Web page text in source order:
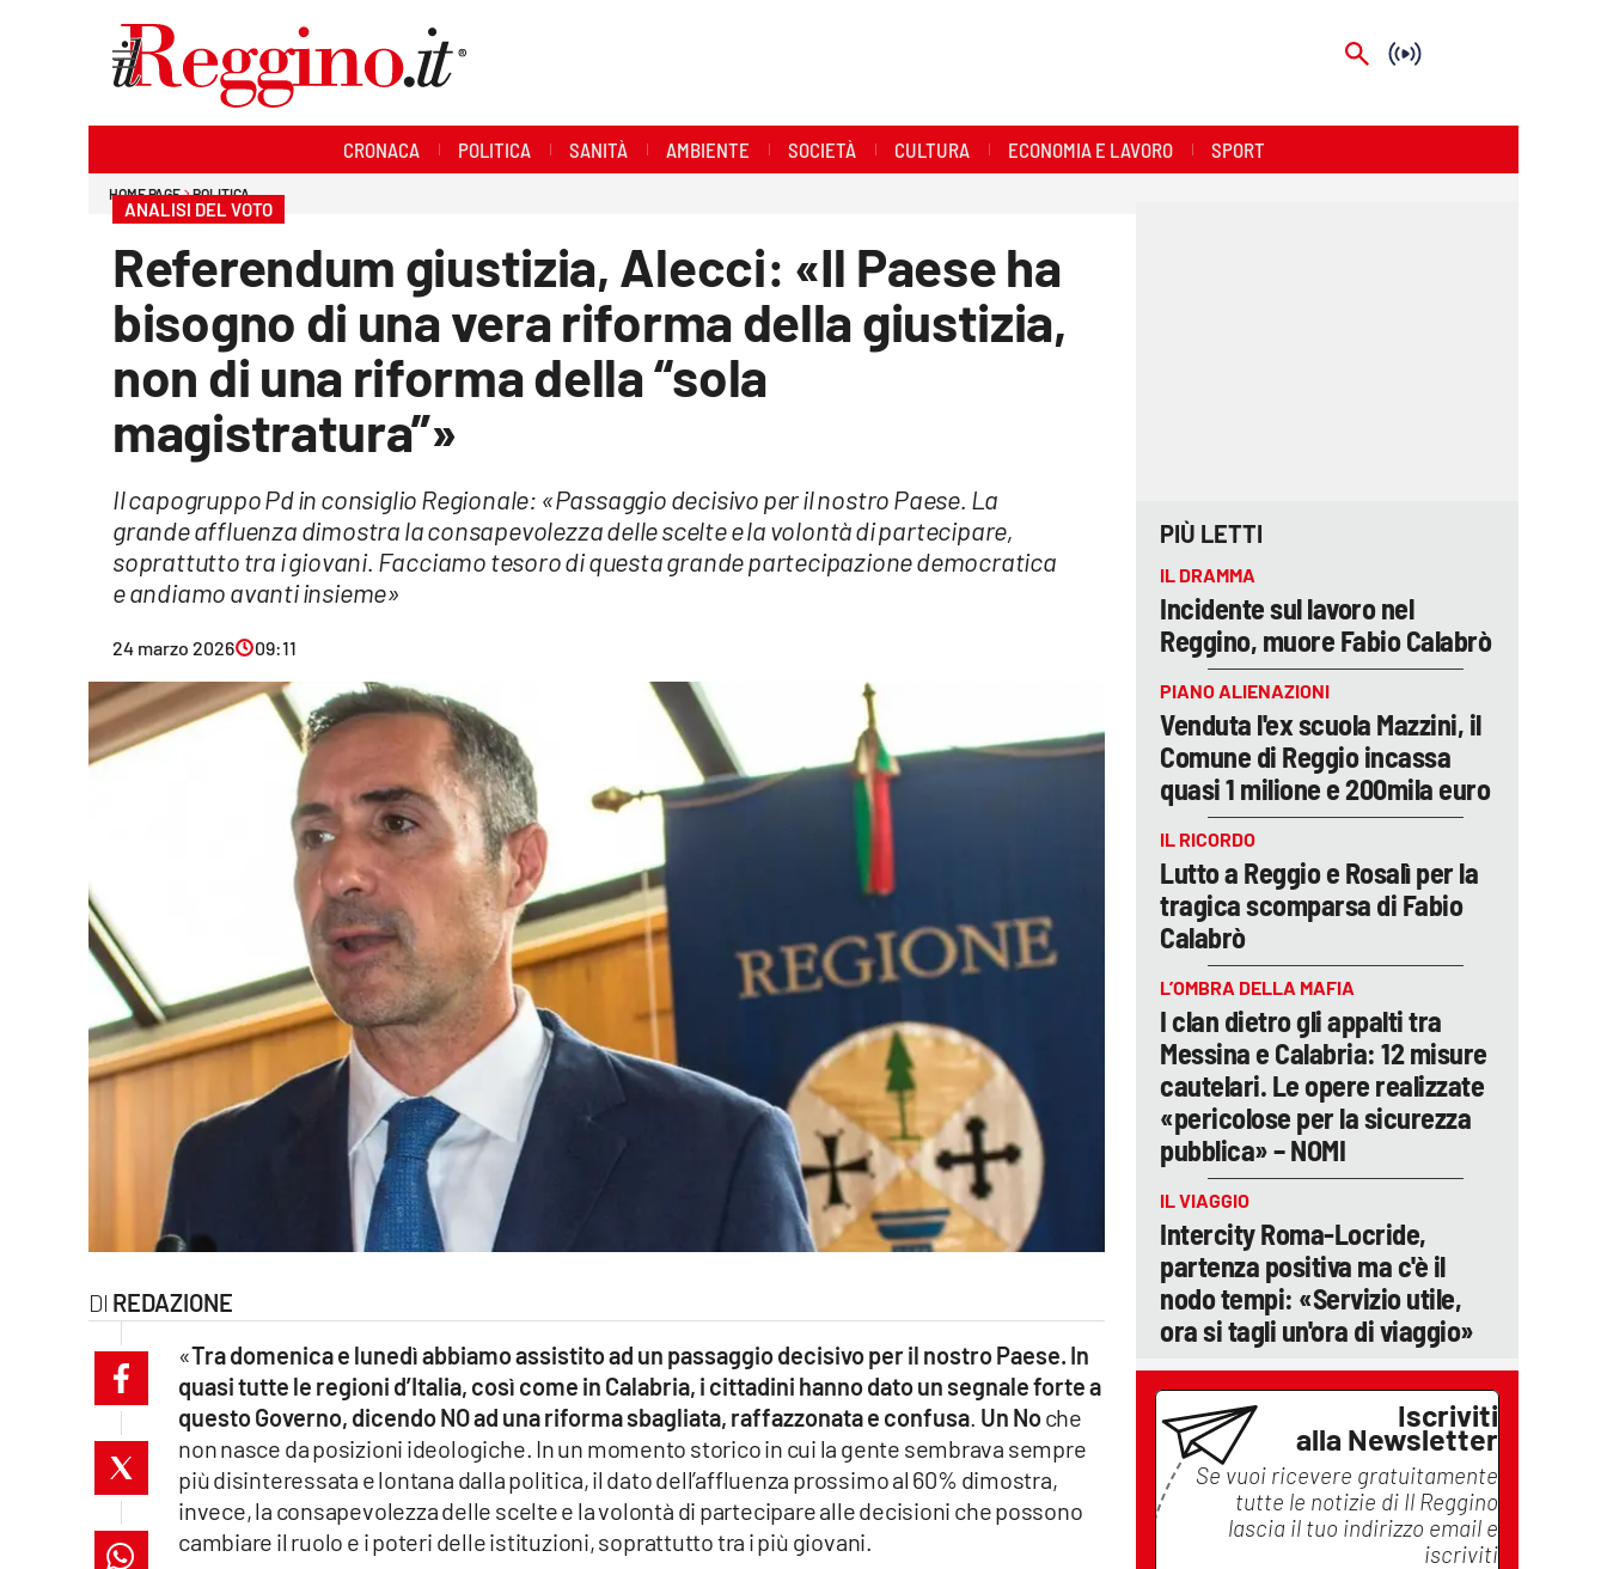
Economia e lavoro
lacapitalenews.it
CRONACA POLITICA SANITÀ AMBIENTE SOCIETÀ CULTURA ECONOMIA E LAVORO SPORT
HOME PAGE POLITICA
ANALISI DEL VOTO
Referendum giustizia, Alecci: «Il Paese ha
bisogno di una vera riforma della giustizia,
non di una riforma della “sola
magistratura”»
Il capogruppo Pd in consiglio Regionale: «Passaggio decisivo per il nostro Paese. La
grande affluenza dimostra la consapevolezza delle scelte e la volontà di partecipare,
soprattutto tra i giovani. Facciamo tesoro di questa grande partecipazione democratica
e andiamo avanti insieme»
24 marzo 2026 09:11
REDAZIONE
«Tra domenica e lunedì abbiamo assistito ad un passaggio decisivo per il nostro Paese. In
quasi tutte le regioni d’Italia, così come in Calabria, i cittadini hanno dato un segnale forte a
questo Governo, dicendo NO ad una riforma sbagliata, raffazzonata e confusa. Un Noche
non nasce da posizioni ideologiche. In un momento storico in cui la gente sembrava sempre
più disinteressata e lontana dalla politica, il dato dell’affluenza prossimo al 60% dimostra,
invece, la consapevolezza delle scelte e la volontà di partecipare alle decisioni che possono
cambiare il ruolo e i poteri delle istituzioni, soprattutto tra i più giovani.
PIÙ LETTI
IL DRAMMA
Incidente sul lavoro nel
Reggino, muore Fabio Calabrò
PIANO ALIENAZIONI
Venduta l'ex scuola Mazzini, il
Comune di Reggio incassa
quasi 1 milione e 200mila euro
IL RICORDO
Lutto a Reggio e Rosalì per la
tragica scomparsa di Fabio
Calabrò
L’OMBRA DELLA MAFIA
I clan dietro gli appalti tra
Messina e Calabria: 12 misure
cautelari. Le opere realizzate
«pericolose per la sicurezza
pubblica» – NOMI
IL VIAGGIO
Intercity Roma-Locride,
partenza positiva ma c'è il
nodo tempi: «Servizio utile,
ora si tagli un'ora di viaggio»
Iscriviti
alla Newsletter
Se vuoi ricevere gratuitamente
tutte le notizie di Il Reggino
lascia il tuo indirizzo email e
iscriviti